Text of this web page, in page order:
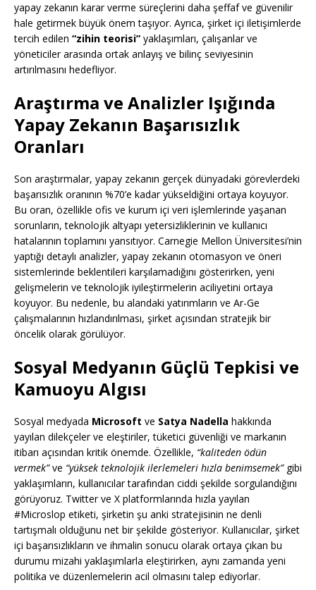
yapay zekanın karar verme süreçlerini daha şeffaf ve güvenilir
hale getirmek büyük önem taşıyor. Ayrıca, şirket içi iletişimlerde
tercih edilen “zihin teorisi” yaklaşımları, çalışanlar ve
yöneticiler arasında ortak anlayış ve bilinç seviyesinin
artırılmasını hedefliyor.
Araştırma ve Analizler Işığında
Yapay Zekanın Başarısızlık
Oranları
Son araştırmalar, yapay zekanın gerçek dünyadaki görevlerdeki
başarısızlık oranının %70’e kadar yükseldiğini ortaya koyuyor.
Bu oran, özellikle ofis ve kurum içi veri işlemlerinde yaşanan
sorunların, teknolojik altyapı yetersizliklerinin ve kullanıcı
hatalarının toplamını yansıtıyor. Carnegie Mellon Üniversitesi’nin
yaptığı detaylı analizler, yapay zekanın otomasyon ve öneri
sistemlerinde beklentileri karşılamadığını gösterirken, yeni
gelişmelerin ve teknolojik iyileştirmelerin aciliyetini ortaya
koyuyor. Bu nedenle, bu alandaki yatırımların ve Ar-Ge
çalışmalarının hızlandırılması, şirket açısından stratejik bir
öncelik olarak görülüyor.
Sosyal Medyanın Güçlü Tepkisi ve
Kamuoyu Algısı
Sosyal medyada Microsoft ve Satya Nadella hakkında
yayılan dilekçeler ve eleştiriler, tüketici güvenliği ve markanın
itibarı açısından kritik önemde. Özellikle, “kaliteden ödün
vermek”ve “yüksek teknolojik ilerlemeleri hızla benimsemek”gibi
yaklaşımların, kullanıcılar tarafından ciddi şekilde sorgulandığını
görüyoruz. Twitter ve X platformlarında hızla yayılan
#Microslop etiketi, şirketin şu anki stratejisinin ne denli
tartışmalı olduğunu net bir şekilde gösteriyor. Kullanıcılar, şirket
içi başarısızlıkların ve ihmalin sonucu olarak ortaya çıkan bu
durumu mizahi yaklaşımlarla eleştirirken, aynı zamanda yeni
politika ve düzenlemelerin acil olmasını talep ediyorlar.